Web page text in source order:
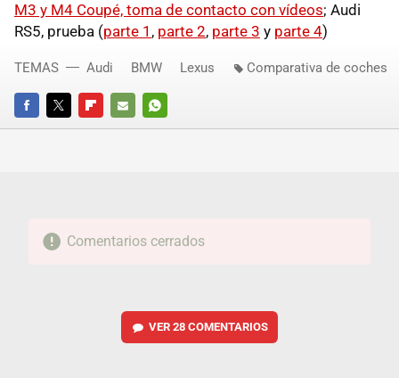
M3 y M4 Coupé, toma de contacto con vídeos; Audi
RS5, prueba (parte 1 , parte 2, parte 3 y parte 4)
FACEBOOKTWITTERFLIPBOARD
E-
WHATSAPP
TEMAS Audi BMW Lexus Comparativa de coches
Comentarios cerrados
VER 28 COMENTARIOS